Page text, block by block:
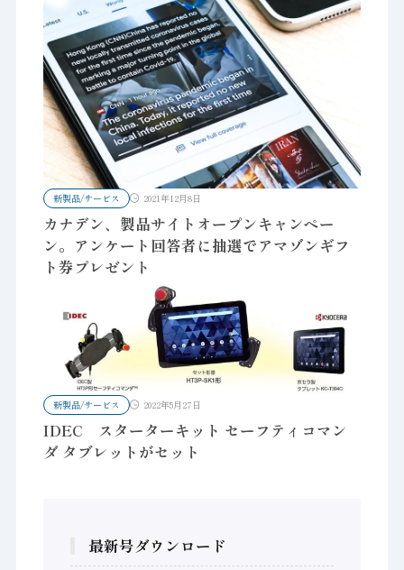
新製品/サービス 2021年12月8日
カナデン、製品サイトオープンキャンペー
ン。アンケート回答者に抽選でアマゾンギフ
ト券プレゼント
新製品/サービス 2022年5月27日
IDEC スターターキット セーフティコマン
ダ タブレットがセット
最新号ダウンロード